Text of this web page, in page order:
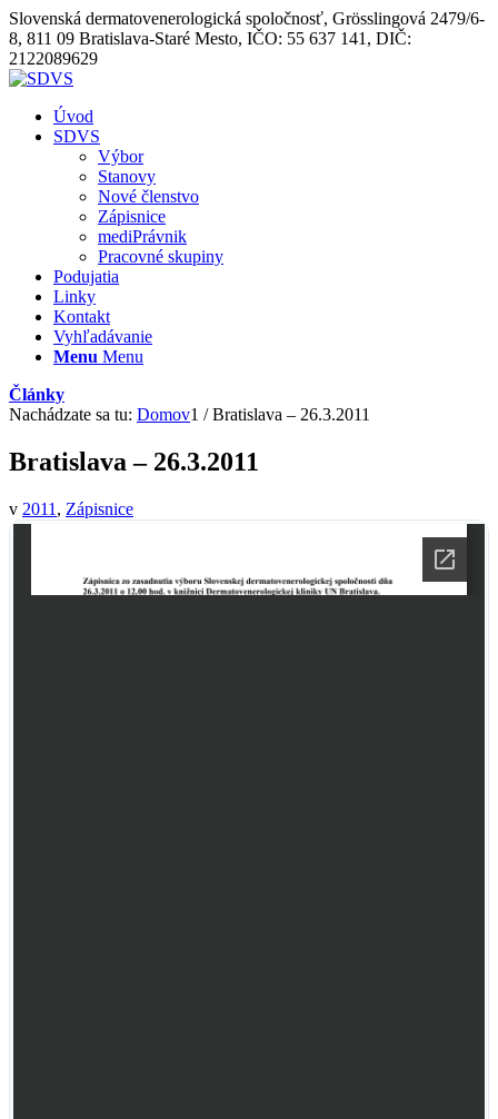
Slovenská dermatovenerologická spoločnosť, Grösslingová 2479/6-
8, 811 09 Bratislava-Staré Mesto, IČO: 55 637 141, DIČ:
2122089629
Úvod
SDVS
Výbor
Stanovy
Nové členstvo
Zápisnice
mediPrávnik
Pracovné skupiny
Podujatia
Linky
Kontakt
Vyhľadávanie
Menu Menu
Články
Nachádzate sa tu: Domov1 / Bratislava – 26.3.2011
Bratislava – 26.3.2011
v 2011 , Zápisnice